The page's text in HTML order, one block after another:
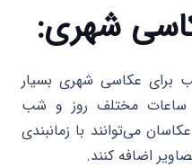
شهری:
برای عکاسی شهری بسیار
ساعات مختلف روز و شب
می‌توانند با زمانبندی
اضافه کنند.